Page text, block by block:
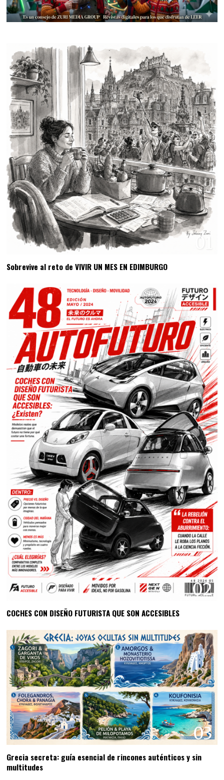
01
Sobrevive al reto de VIVIR UN MES EN EDIMBURGO
02
COCHES CON DISEÑO FUTURISTA QUE SON ACCESIBLES
03
Grecia secreta: guía esencial de rincones auténticos y sin
multitudes